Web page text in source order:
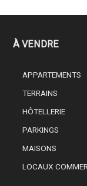
À VENDRE
APPARTEMENTS
TERRAINS
HÔTELLERIE
PARKINGS
MAISONS
LOCAUX